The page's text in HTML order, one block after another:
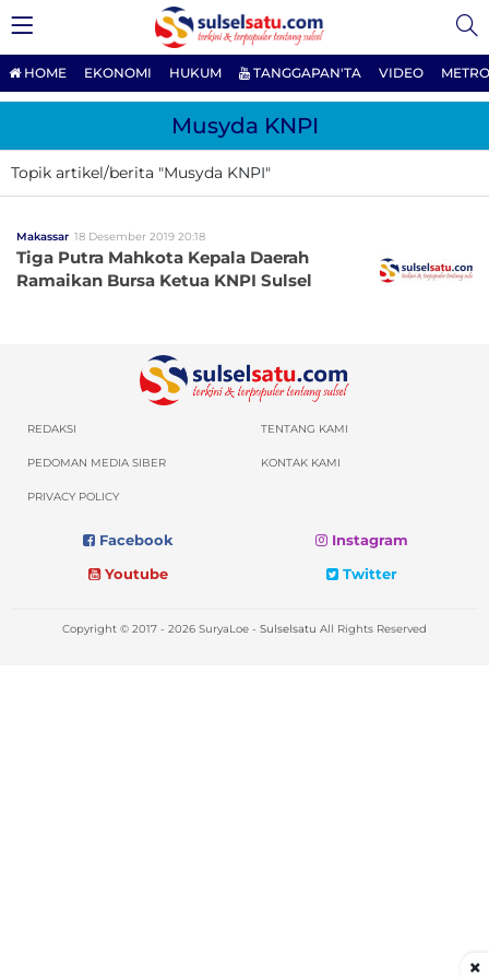
HOME EKONOMI HUKUM TANGGAPAN'TA VIDEO
Musyda KNPI
Topik artikel/berita "Musyda KNPI"
Makassar 18 Desember 2019 20:18
Tiga Putra Mahkota Kepala Daerah
Ramaikan Bursa Ketua KNPI Sulsel
REDAKSI TENTANG KAMI
PEDOMAN MEDIA SIBER KONTAK KAMI
PRIVACY POLICY
Facebook
Instagram
Youtube
Twitter
Copyright © 2017 - 2026 SuryaLoe - Sulselsatu All Rights Reserved
×